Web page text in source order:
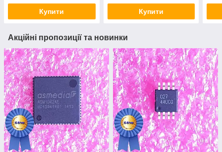
Купити Купити
Акційні пропозиції та новинки